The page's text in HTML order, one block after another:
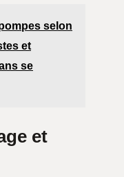
selon
et
se
et